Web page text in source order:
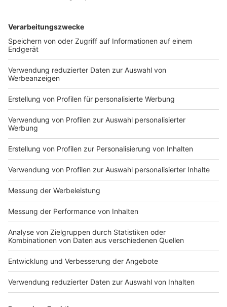
Lieblingsstrecke oder ein charmantes Café auf dem
Anzeige
5. Kinder fürs Radfahren begeistern
Anzeige
Gestaltet für eure Kinder eine kleine Fahrrad-Rallye im
Park oder auf dem Schulhof – mit Stationen wie
Slalom, Geschicklichkeitsfahren oder einer kleinen
Schnitzeljagd. So werden sie spielerisch an sicheres
Verhalten im Straßenverkehr herangeführt.
Anzeige
Fazit
Anzeige